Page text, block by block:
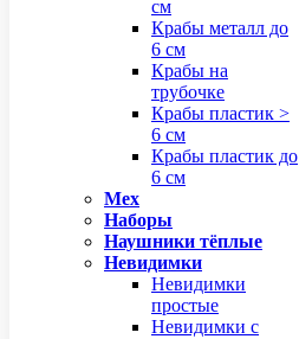
см
Крабы металл до
6 см
Крабы на
трубочке
Крабы пластик >
6 см
Крабы пластик до
6 см
Мех
Наборы
Наушники тёплые
Невидимки
Невидимки
простые
Невидимки с